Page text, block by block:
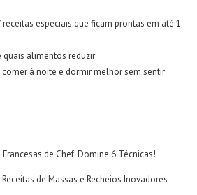
especiais que ficam prontas em até 1
quais alimentos reduzir
à noite e dormir melhor sem sentir
Francesas de Chef: Domine 6 Técnicas!
de Massas e Recheios Inovadores